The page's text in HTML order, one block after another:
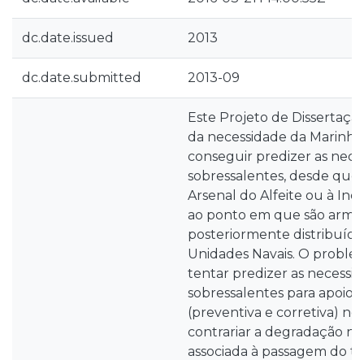
dc.date.issued 2013
dc.date.submitted 2013-09
Este Projeto de
da necessidade da
conseguir predizer as
sobressalentes, desde que
Arsenal do Alfeite ou à
ao ponto em que são
posteriormente
Unidades Navais. O
tentar predizer as
sobressalentes para apoio
(preventiva e corretiva)
contrariar a degradação
associada à passagem do